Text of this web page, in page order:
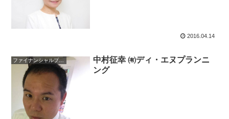
2016.04.14
ファイナンシャルプランナー
中村征幸 ㈲ディ・エヌプランニ
ング